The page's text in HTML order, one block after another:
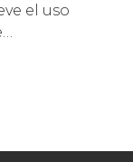
el uso